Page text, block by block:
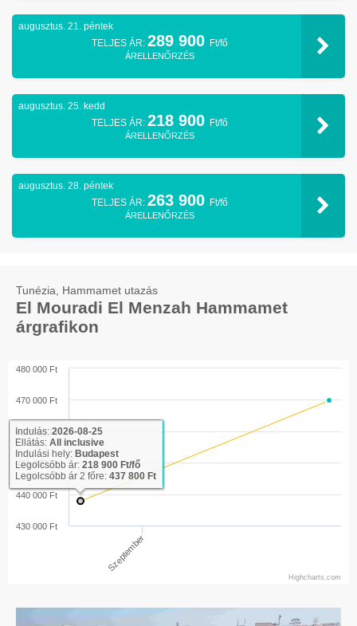
augusztus. 21. péntek
TELJES ÁR: 289 900 Ft/fő
ÁRELLENŐRZÉS
augusztus. 25. kedd
TELJES ÁR: 218 900 Ft/fő
ÁRELLENŐRZÉS
augusztus. 28. péntek
TELJES ÁR: 263 900 Ft/fő
ÁRELLENŐRZÉS
Tunézia, Hammamet utazás
El Mouradi El Menzah Hammamet
árgrafikon
Szeptember
430 000 Ft
440 000 Ft
450 000 Ft
460 000 Ft
470 000 Ft
480 000 Ft
Highcharts.com
Indulás:2026-08-25
Ellátás: All inclusive
Indulási hely: Budapest
Legolcsóbb ár: 218 900 Ft/fő
Legolcsóbb ár 2 főre: 437 800 Ft